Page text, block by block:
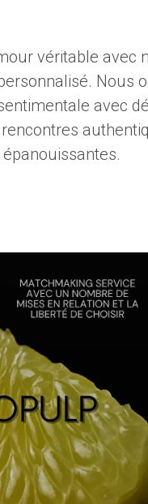
véritable avec
Nous
avec
plus >>